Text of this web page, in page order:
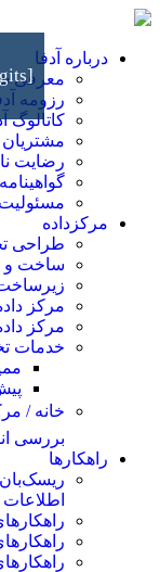
درباره آدفا
معرفی
رزومه
کاتالوگ
مشتریان
رضایت
مرکزداده
طراحی
ساخت و
مرکز
مرکز
خدمات
خانه /
بررسی
راهکارها
اطلاعات
[statistics params='unique' class='fix-digits']